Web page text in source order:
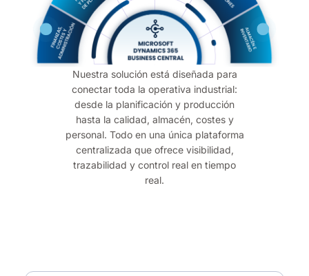
Nuestra solución está diseñada para
conectar toda la operativa industrial:
desde la planificación y producción
hasta la calidad, almacén, costes y
personal. Todo en una única plataforma
centralizada que ofrece visibilidad,
trazabilidad y control real en tiempo
real.